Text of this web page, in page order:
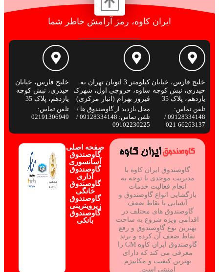
ایران کاوه، رمز آرامش خاطر شما
خلیج فارس، خیابان
حیدری، نبش کوچه
یازدهم، پلاک 35
تلفن تماس:
09128334148 /
66263137-021
کیلومتر 3 اتوبان تهران به
ساوه، خروجی اول، شهرک
فیروز بهرام (انبار مرکزی)
محل بازدید از گاوصندوق ها /
تلفن تماس: 09128334148 /
09102230225
خلیج فارس، خیابان
حیدری، نبش کوچه
یازدهم، پلاک 35
تلفن تماس:
02191306949
گاوصندوق ایران کاوه با
مدیریت موحدی با توجه به
انجام فعالیت خدمات
بازگشایی انواع گاوصندوق و
آشنایی با نقاط ضعف
گاوصندوق های مختلف در
اقدامی ویژه شروع به ساخت
بهترین نوع گاوصندوق و رفع
نقاط ضعف آن کرده و برند
گاوصندوق ایران کاوه GM را
معرفی می کند که دارای
بهترین کیفیت و مکانیزم
امنیتی است.
صفحه اصلی
گاوصندوق
آسانسوری
گاوصندوق
اداری
گاوصندوق
خانگی
گاوصندوق
زیرویترینی
گاوصندوق
بانکی